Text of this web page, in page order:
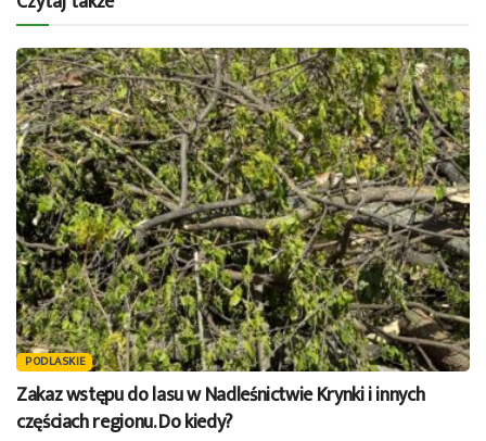
PODLASKIE
Zakaz wstępu do lasu w Nadleśnictwie Krynki i innych
częściach regionu. Do kiedy?